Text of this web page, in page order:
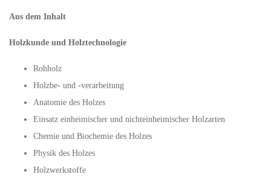
Aus dem Inhalt
Holzkunde und Holztechnologie
Rohholz
Holzbe- und -verarbeitung
Anatomie des Holzes
Einsatz einheimischer und nichteinheimischer Holzarten
Chemie und Biochemie des Holzes
Physik des Holzes
Holzwerkstoffe